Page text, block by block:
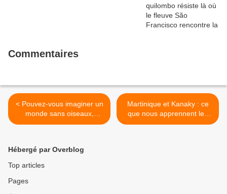
Commentaires
< Pouvez-vous imaginer un
monde sans oiseaux,
insectes, animaux, reptiles,
Martinique et Kanaky : ce
que nous apprennent les
Soulèvements "d'Outre-
Hébergé par Overblog
Top articles
Pages